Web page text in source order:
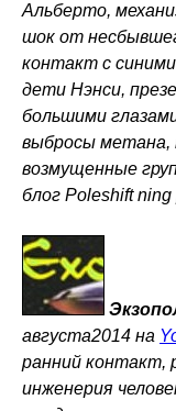
Альберто,
шок от
контакт с
дети Нэнси,
большими
выбросы метана,
возмущенные
блог Poleshift
августа2014 на
ранний контакт,
инженерия